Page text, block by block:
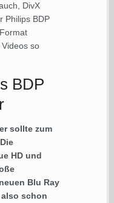
DivX
Philips BDP
so
BDP
sollte zum
HD und
Blu Ray
schon